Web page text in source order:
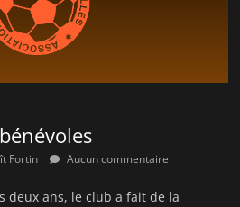
Fortin Aucun commentaire
deux ans, le club a fait de la